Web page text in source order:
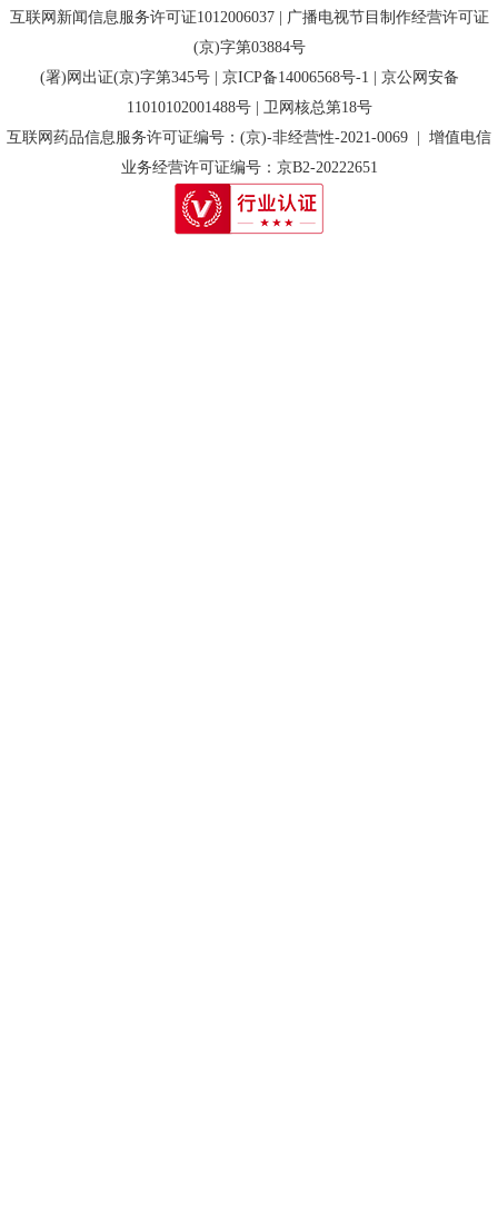
互联网新闻信息服务许可证1012006037 | 广播电视节目制作经营许可证
(京)字第03884号
(署)网出证(京)字第345号 | 京ICP备14006568号-1 | 京公网安备
11010102001488号 | 卫网核总第18号
互联网药品信息服务许可证编号：(京)-非经营性-2021-0069 | 增值电信
业务经营许可证编号：京B2-20222651